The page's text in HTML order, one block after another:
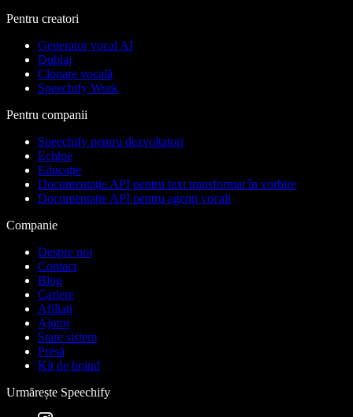
Pentru creatori
Generator vocal AI
Dublaj
Clonare vocală
Speechify Work
Pentru companii
Speechify pentru dezvoltatori
Echipe
Educație
Documentație API pentru text transformat în vorbire
Documentație API pentru agenți vocali
Companie
Despre noi
Contact
Blog
Cariere
Afiliați
Ajutor
Stare sistem
Presă
Kit de brand
Urmărește Speechify